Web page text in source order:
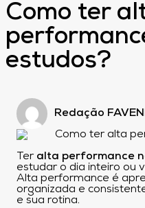
Como ter
estudos?
Redação
Ter alta performance
estudar o dia inteiro ou
Alta performance é
organizada e
e sua rotina.